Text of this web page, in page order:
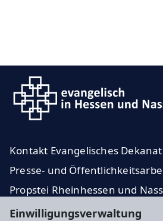
Einwilligungsverwaltung
Kontakt Evangelisches Dekanat
Presse- und
Propstei Rheinhessen und
Evangelische Kirche in Hessen